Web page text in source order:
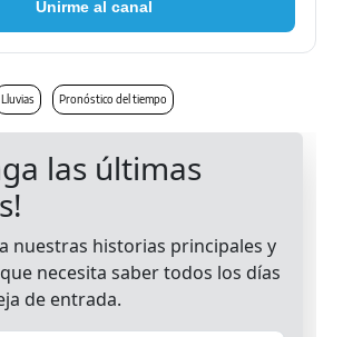
Unirme al canal
Lluvias ​Pronóstico del tiempo